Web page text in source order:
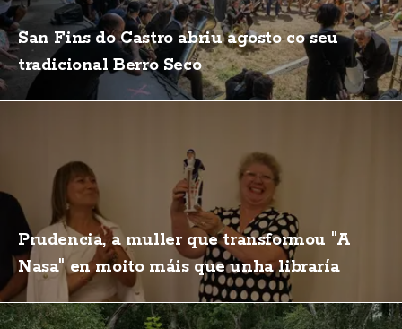
San Fins do Castro abriu agosto co seu
tradicional Berro Seco
Prudencia, a muller que transformou "A
Nasa" en moito máis que unha libraría